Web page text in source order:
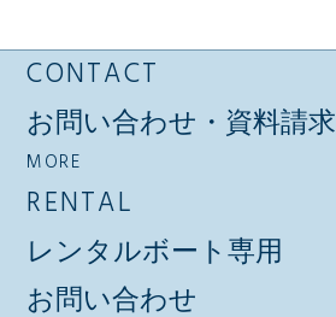
CONTACT
お問い合わせ・資料請求
MORE
RENTAL
レンタルボート専用
お問い合わせ